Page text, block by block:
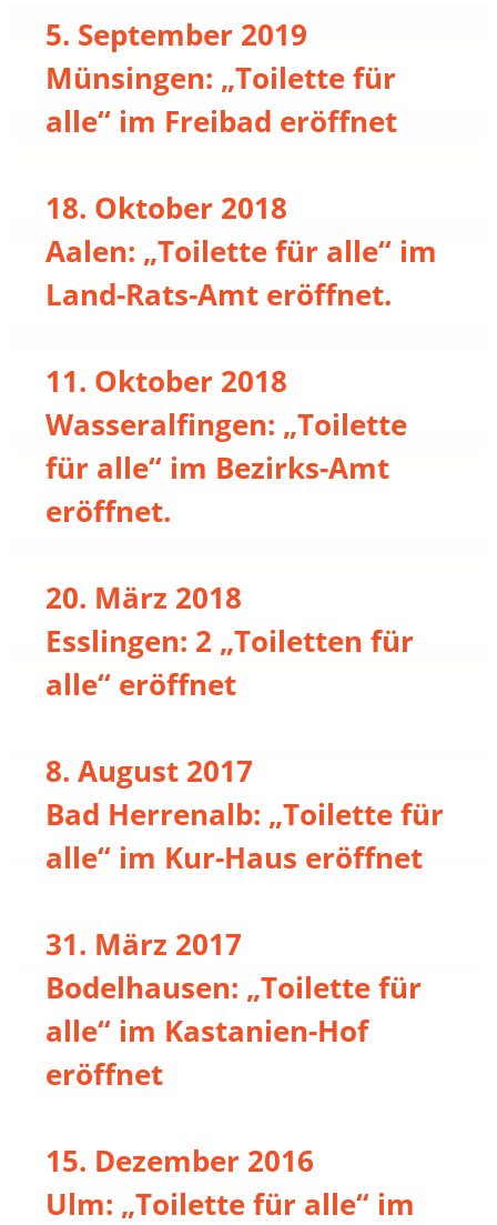
5. September 2019
Münsingen: „Toilette für
alle“ im Freibad eröffnet
18. Oktober 2018
Aalen: „Toilette für alle“ im
Land-Rats-Amt eröffnet.
11. Oktober 2018
Wasseralfingen: „Toilette
für alle“ im Bezirks-Amt
eröffnet.
20. März 2018
Esslingen: 2 „Toiletten für
alle“ eröffnet
8. August 2017
Bad Herrenalb: „Toilette für
alle“ im Kur-Haus eröffnet
31. März 2017
Bodelhausen: „Toilette für
alle“ im Kastanien-Hof
eröffnet
15. Dezember 2016
Ulm: „Toilette für alle“ im